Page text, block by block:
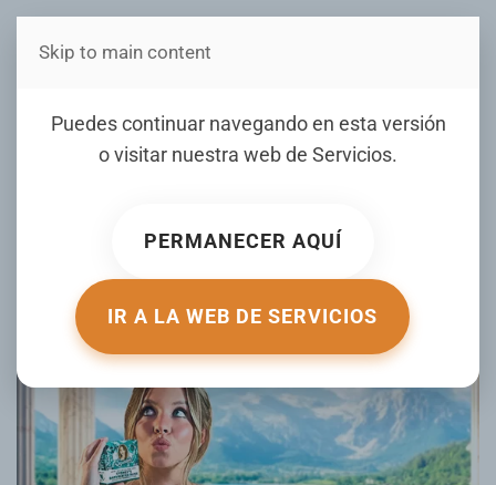
Estás en Telenord Medios
Puedes continuar navegando en esta versión
o visitar nuestra web de Servicios.
PERMANECER AQUÍ
IR A LA WEB DE SERVICIOS
Skip to main content
Actriz de 'Euphoria' lanza
una línea de jabones
ESCRITO POR ACTUALIDAD.RT.COM EL 30 MAY 2025.
PUBLICADO EN
DE TODO UN POCO.